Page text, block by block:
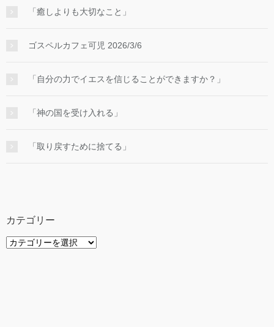
「癒しよりも大切なこと」
ゴスペルカフェ可児 2026/3/6
「自分の力でイエスを信じることができますか？」
「神の国を受け入れる」
「取り戻すために捨てる」
カテゴリー
カ